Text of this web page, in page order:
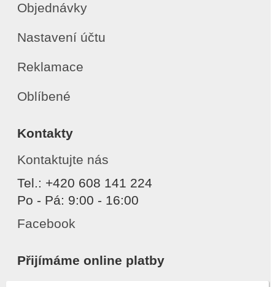
Objednávky
Nastavení účtu
Reklamace
Oblíbené
Kontakty
Kontaktujte nás
Tel.: +420 608 141 224
Po - Pá: 9:00 - 16:00
Facebook
Přijímáme online platby